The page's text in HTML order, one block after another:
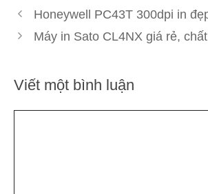
mục
Honeywell PC43T 300dpi in
Máy in Sato CL4NX giá rẻ,
Viết một bình luận